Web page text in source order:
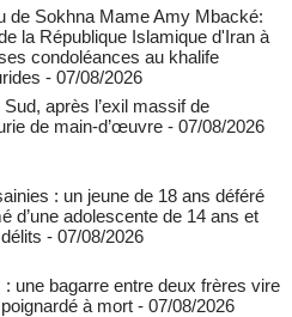
de Sokhna Mame Amy Mbacké:
la République Islamique d'Iran à
condoléances au khalife
- 07/08/2026
après l’exil massif de
de main-d’œuvre - 07/08/2026
: un jeune de 18 ans déféré
d’une adolescente de 14 ans et
- 07/08/2026
une bagarre entre deux frères vire
à mort - 07/08/2026